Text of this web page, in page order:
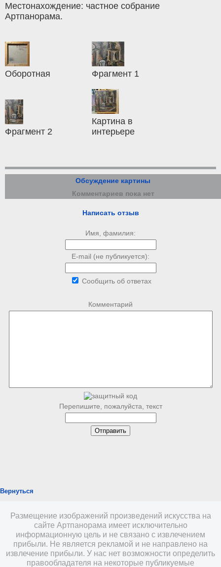
Местонахождение: частное собрание
Артпанорама.
Оборотная Фрагмент 1
Фрагмент 2
Картина в
интерьере
Обсуждение картины
Комментариев пока нет
Написать отзыв
Имя, фамилия:
E-mail (не публикуется):
Сообщить об ответах
Комментарий
Перепишите, пожалуйста, текст
Вернуться
Размещение изображений произведений искусства на
сайте Артпанорама имеет исключительно
информационную цель и не связано с извлечением
прибыли. Не является рекламой и не направлено на
извлечение прибыли. У нас нет возможности определить
правообладателя на некоторые публикуемые